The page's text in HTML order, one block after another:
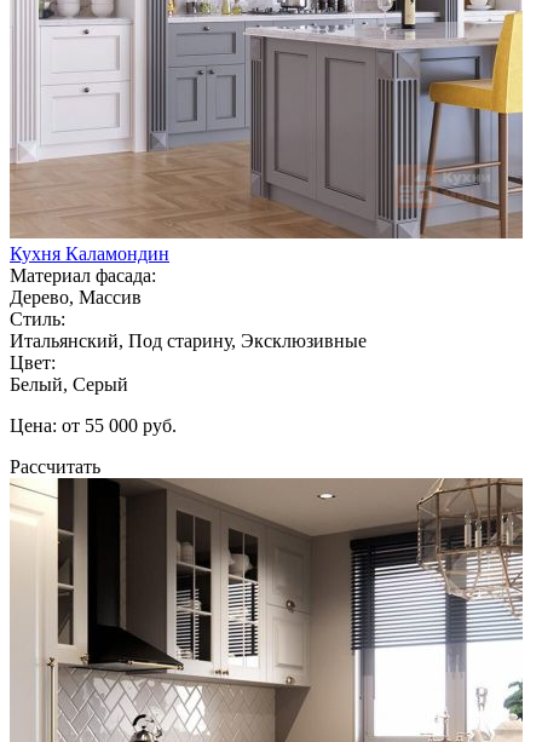
Кухня Каламондин
Материал фасада:
Дерево, Массив
Стиль:
Итальянский, Под старину, Эксклюзивные
Цвет:
Белый, Серый
Цена: от 55 000 руб.
Рассчитать